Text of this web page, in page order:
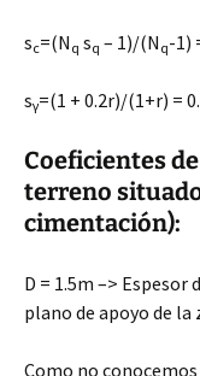
sc=(N q sq – 1)/(N q-1)
sγ=(1 + 0.2r)/(1+r) =
Coeficientes
terreno
cimentación):
D = 1.5m –>
plano de apoyo de la
Como no